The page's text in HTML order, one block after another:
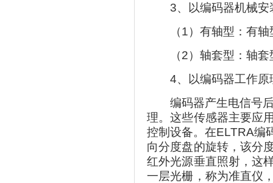
3、以编码器机械安
（1）有轴型：有
（2）轴套型：轴
4、以编码器工作
编码器产生电信号
理。这些传感器主要应
控制设备。在ELTRA编
向分度盘的旋转，该分
红外光源垂直照射，这
一层光栅，称为准直仪